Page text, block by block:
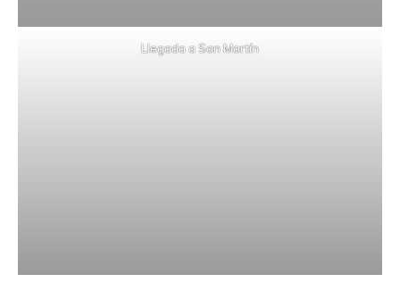
Llegada a San Martín